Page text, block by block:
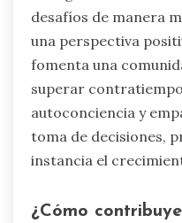
desafíos de manera
una perspectiva
fomenta una
superar
autoconciencia y
toma de decisiones,
instancia el
¿Cómo